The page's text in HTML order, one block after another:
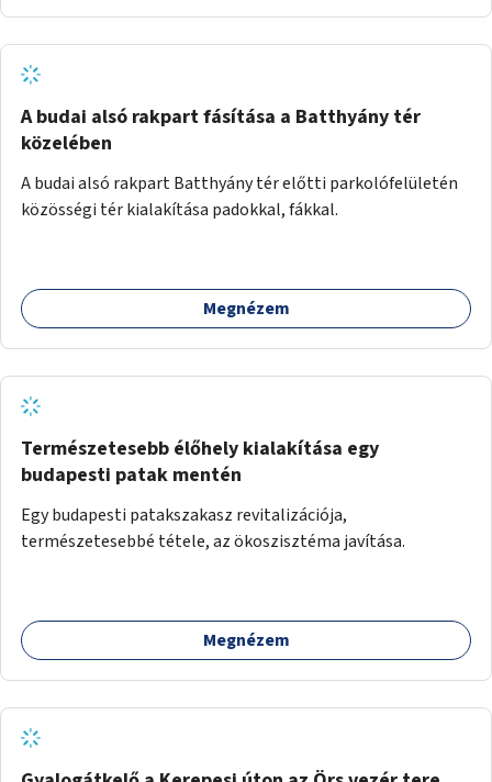
A budai alsó rakpart fásítása a Batthyány tér
közelében
A budai alsó rakpart Batthyány tér előtti parkolófelületén
közösségi tér kialakítása padokkal, fákkal.
Megnézem
Természetesebb élőhely kialakítása egy
budapesti patak mentén
Egy budapesti patakszakasz revitalizációja,
természetesebbé tétele, az ökoszisztéma javítása.
Megnézem